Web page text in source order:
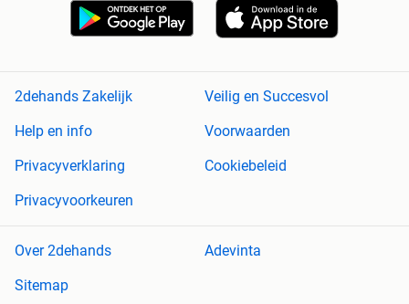
2dehands Zakelijk
Veilig en Succesvol
Help en info
Voorwaarden
Privacyverklaring
Cookiebeleid
Privacyvoorkeuren
Over 2dehands
Adevinta
Sitemap